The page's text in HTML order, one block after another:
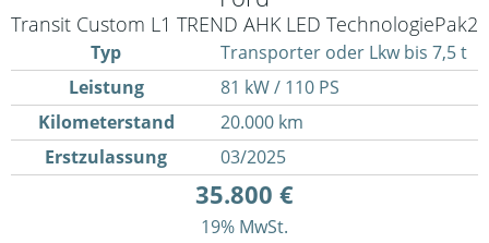
Transit Custom L1 TREND AHK LED TechnologiePak2
Typ
Transporter oder Lkw bis 7,5 t
Leistung
81 kW / 110 PS
Kilometerstand
20.000 km
Erstzulassung
03/2025
35.800 €
19% MwSt.